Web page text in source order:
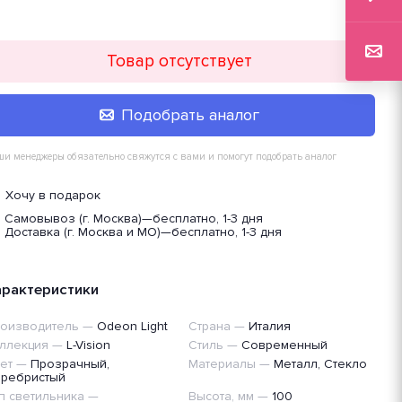
Товар отсутствует
Подобрать аналог
менеджеры обязательно свяжутся с вами и помогут подобрать аналог
Хочу в подарок
Самовывоз (г. Москва)—бесплатно, 1-3 дня
Доставка (г. Москва и МО)—бесплатно, 1-3 дня
— Odeon Light Страна — Италия
— L-Vision Стиль — Современный
— Прозрачный,
Материалы — Металл, Стекло
светильника —
Высота, мм — 100